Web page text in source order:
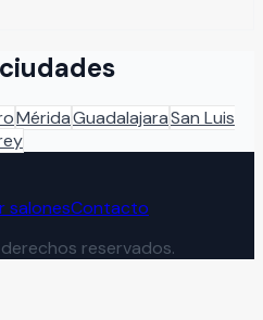
MéridaGuadalajaraSan Luis
salonesContacto
reservados.